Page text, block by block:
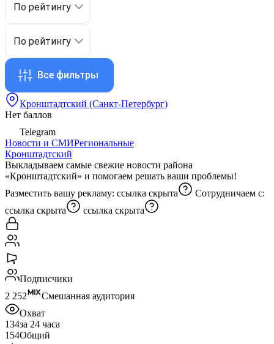
По рейтингу
По рейтингу
Все фильтры
Кронштадтский (Санкт-Петербург)
Нет баллов
Telegram
Новости и СМИРегиональные
Кронштадтский
Выкладываем самые свежие новости района
«Кронштадтский» и помогаем решать ваши проблемы!
Разместить вашу рекламу: ссылка скрыта
Сотрудничаем с:
ссылка скрыта
ссылка скрыта
Подписчики
2 252
Смешанная аудитория
Охват
134за 24 часа
154Общий